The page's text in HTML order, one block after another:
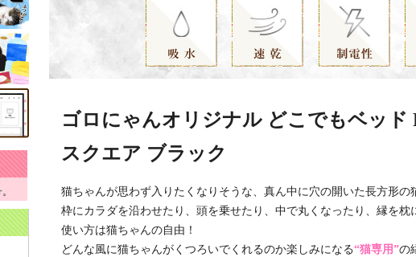
ゴロにゃんオリジナル どこでもベッド
スクエア ブラック
猫ちゃんが思わず入りたくなりそうな、真ん中に穴の開いた長方形の
枠にカラダを沿わせたり、頭を乗せたり、中で丸くなったり、縁を枕
使い方は猫ちゃんの自由！
どんな風に猫ちゃんがくつろいでくれるのか楽しみになる“猫専用”の